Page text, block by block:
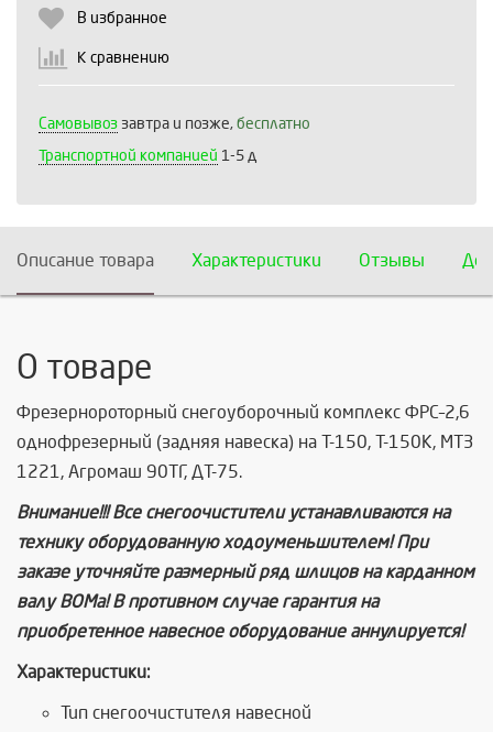
В избранное
К сравнению
Самовывоз завтра и позже, бесплатно
Транспортной компанией 1-5 д
Описание товара Характеристики Отзывы
О товаре
Фрезернороторный снегоуборочный комплекс ФРС–2,6
однофрезерный (задняя навеска) на Т-150, Т-150К, МТЗ
1221, Агромаш 90ТГ, ДТ-75.
Внимание!!! Все снегоочистители устанавливаются на
технику оборудованную ходоуменьшителем! При
заказе уточняйте размерный ряд шлицов на карданном
валу ВОМа! В противном случае гарантия на
приобретенное навесное оборудование аннулируется!
Характеристики:
Тип снегоочистителя навесной